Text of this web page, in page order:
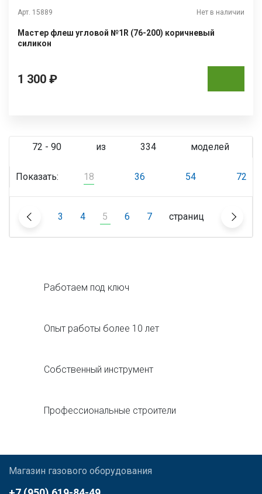
Арт. 15889 Нет в наличии
Мастер флеш угловой №1R (76-200) коричневый
силикон
1 300 ₽
72 - 90 из 334 моделей
Показать: 18 36 54 72
3 4 5 6 7 страниц
Работаем под ключ
Опыт работы более 10 лет
Собственный инструмент
Профессиональные строители
Магазин газового оборудования